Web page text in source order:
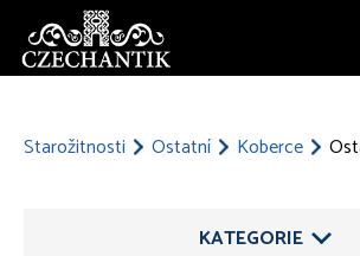
Starožitnosti Ostatní Koberce
KATEGORIE